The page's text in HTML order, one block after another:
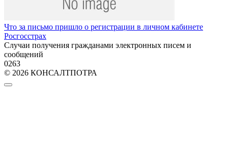
Что за письмо пришло о регистрации в личном кабинете
Росгосстрах
Случаи получения гражданами электронных писем и
сообщений
0263
© 2026 КОНСАЛТПОТРА